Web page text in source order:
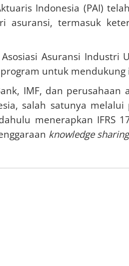
Indonesia (PAI)
termasuk
Asuransi Industri
untuk mendukung
IMF, dan
salah satunya melalui
menerapkan IFRS
knowledge sharing